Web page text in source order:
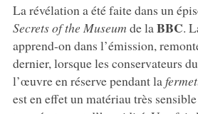
La révélation a été faite dans un
Secrets of the Museum de la BBC.
apprend-on dans l’émission,
dernier, lorsque les conservateurs
l’œuvre en réserve pendant la
est en effet un matériau très